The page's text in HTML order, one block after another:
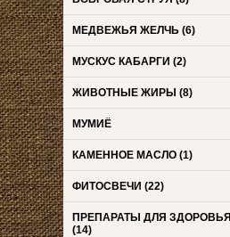
МЕДВЕЖЬЯ ЖЕЛЧЬ (6)
МУСКУС КАБАРГИ (2)
ЖИВОТНЫЕ ЖИРЫ (8)
МУМИЁ
КАМЕННОЕ МАСЛО (1)
ФИТОСВЕЧИ (22)
ПРЕПАРАТЫ ДЛЯ ЗДОРОВЬЯ
(14)